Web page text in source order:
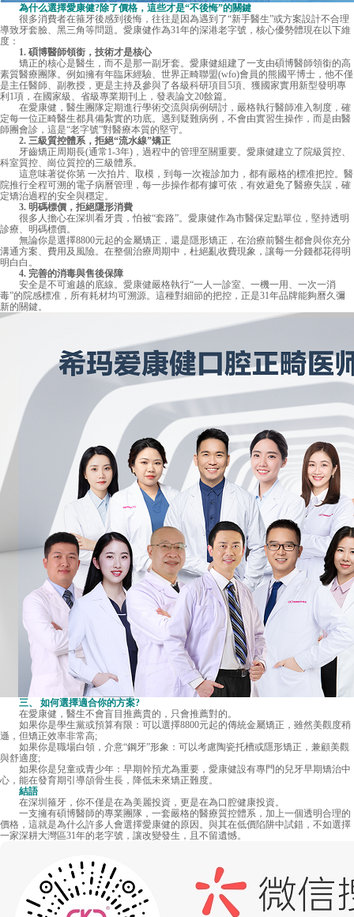
為什么選擇愛康健?除了價格，這些才是“不後悔”的關鍵
很多消費者在箍牙後感到後悔，往往是因為遇到了“新手醫生”或方案設計不合理
導致牙套臉、黑三角等問題。愛康健作為31年的深港老字號，核心優勢體現在以下維
度：
1. 碩博醫師領銜，技術才是核心
矯正的核心是醫生，而不是那一副牙套。愛康健組建了一支由碩博醫師領銜的高
素質醫療團隊。例如擁有年臨床經驗、世界正畸聯盟(wfo)會員的熊國平博士，他不僅
是主任醫師、副教授，更是主持及參與了各級科研項目5項、獲國家實用新型發明專
利1項，在國家級、省級專業期刊上，發表論文20餘篇。
在愛康健，醫生團隊定期進行學術交流與病例研討，嚴格執行醫師准入制度，確
定每一位正畸醫生都具備紮實的功底。遇到疑難病例，不會由實習生操作，而是由醫
師團會診，這是“老字號”對醫療本質的堅守。
2. 三級質控體系，拒絕“流水線”矯正
牙齒矯正周期長(通常1-3年)，過程中的管理至關重要。愛康健建立了院級質控、
科室質控、崗位質控的三級體系。
這意味著從你第 一次拍片、取模，到每一次複診加力，都有嚴格的標准把控。醫
院推行全程可溯的電子病曆管理，每一步操作都有據可依，有效避免了醫療失誤，確
定矯治過程的安全與穩定。
3. 明碼標價，拒絕隱形消費
很多人擔心在深圳看牙貴，怕被“套路”。愛康健作為市醫保定點單位，堅持透明
診療、明碼標價。
無論你是選擇8800元起的金屬矯正，還是隱形矯正，在治療前醫生都會與你充分
溝通方案、費用及風險。在整個治療周期中，杜絕亂收費現象，讓每一分錢都花得明
明白白。
4. 完善的消毒與售後保障
安全是不可逾越的底線。 愛康健嚴格執行“一人一診室、一機一用、一次一消
毒”的院感標准，所有耗材均可溯源。這種對細節的把控，正是31年品牌能夠曆久彌
新的關鍵。
三、 如何選擇適合你的方案?
在愛康健，醫生不會盲目推薦貴的，只會推薦對的。
如果你是學生黨或預算有限：可以選擇8800元起的傳統金屬矯正，雖然美觀度稍
遜，但矯正效率非常高;
如果你是職場白領，介意“鋼牙”形象：可以考慮陶瓷托槽或隱形矯正，兼顧美觀
與舒適度;
如果你是兒童或青少年：早期幹預尤為重要，愛康健設有專門的兒牙早期矯治中
心，能在發育期引導頜骨生長，降低未來矯正難度。
結語
在深圳箍牙，你不僅是在為美麗投資，更是在為口腔健康投資。
一支擁有碩博醫師的專業團隊，一套嚴格的醫療質控體系，加上一個透明合理的
價格，這就是為什么許多人會選擇愛康健的原因。與其在低價陷阱中試錯，不如選擇
一家深耕大灣區31年的老字號，讓改變發生，且不留遺憾。